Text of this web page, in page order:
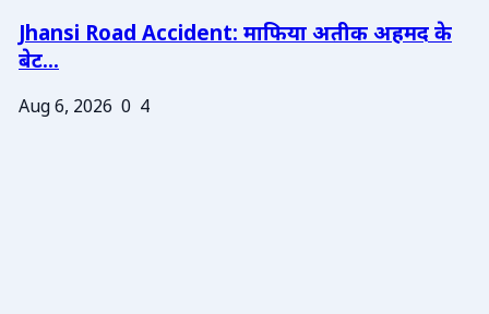
Jhansi Road Accident: माफिया अतीक अहमद के
बेट...
Aug 6, 2026 0 4